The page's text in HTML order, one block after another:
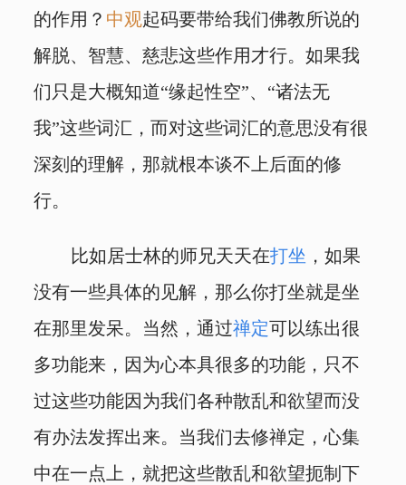
的作用？ 中观起码要带给我们佛教所说的
解脱、智慧、慈悲这些作用才行。如果我
们只是大概知道“缘起性空”、“诸法无
我”这些词汇，而对这些词汇的意思没有很
深刻的理解，那就根本谈不上后面的修
行。
比如居士林的师兄天天在打坐 ，如果
没有一些具体的见解，那么你打坐就是坐
在那里发呆。当然，通过禅定可以练出很
多功能来，因为心本具很多的功能，只不
过这些功能因为我们各种散乱和欲望而没
有办法发挥出来。当我们去修禅定，心集
中在一点上，就把这些散乱和欲望扼制下